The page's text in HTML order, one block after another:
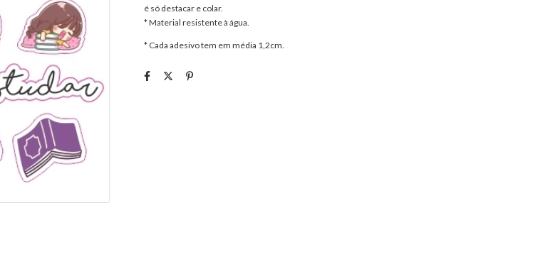
é só destacar e colar.
* Material resistente à água.
* Cada adesivo tem em média 1,2cm.